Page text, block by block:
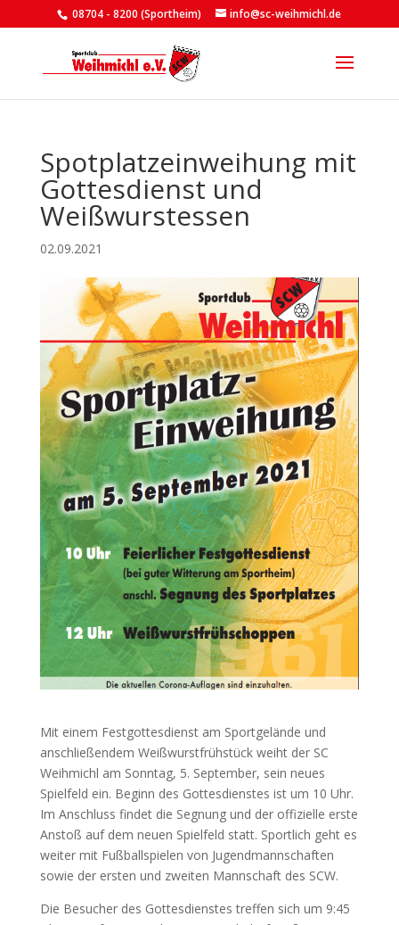
08704 - 8200 (Sportheim) info@sc-weihmichl.de
Spotplatzeinweihung mit
Gottesdienst und
Weißwurstessen
02.09.2021
Mit einem Festgottesdienst am Sportgelände und
anschließendem Weißwurstfrühstück weiht der SC
Weihmichl am Sonntag, 5. September, sein neues
Spielfeld ein. Beginn des Gottesdienstes ist um 10 Uhr.
Im Anschluss findet die Segnung und der offizielle erste
Anstoß auf dem neuen Spielfeld statt. Sportlich geht es
weiter mit Fußballspielen von Jugendmannschaften
sowie der ersten und zweiten Mannschaft des SCW.
Die Besucher des Gottesdienstes treffen sich um 9:45